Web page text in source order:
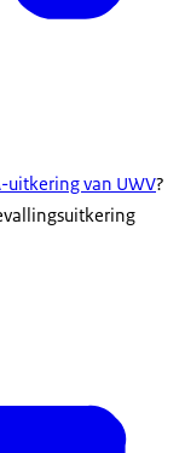
uitkering van UWV?